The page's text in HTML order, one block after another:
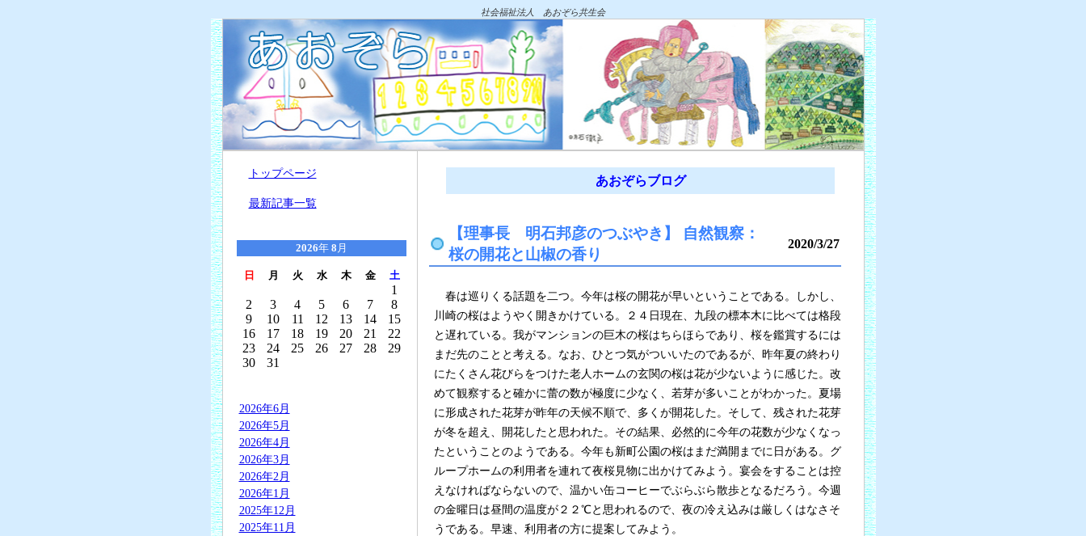
社会福祉法人 あおぞら共生会
トップページ
最新記事一覧
2026年 8 月
日 月 火 水 木 金 土
1
2
3 4 5 6 7
8
9
10 11 12 13 14
15
16
17 18 19 20 21
22
23
24 25 26 27 28
29
30
31
2026年6月
2026年5月
2026年4月
2026年3月
2026年2月
2026年1月
2025年12月
2025年11月
あおぞらブログ
【理事長 明石邦彦のつぶやき】 自然観察：
桜の開花と山椒の香り
2020/3/27
春は巡りくる話題を二つ。今年は桜の開花が早いということである。しかし、
川崎の桜はようやく開きかけている。２４日現在、九段の標本木に比べては格段
と遅れている。我がマンションの巨木の桜はちらほらであり、桜を鑑賞するには
まだ先のことと考える。なお、ひとつ気がついいたのであるが、昨年夏の終わり
にたくさん花びらをつけた老人ホームの玄関の桜は花が少ないように感じた。改
めて観察すると確かに蕾の数が極度に少なく、若芽が多いことがわかった。夏場
に形成された花芽が昨年の天候不順で、多くが開花した。そして、残された花芽
が冬を超え、開花したと思われた。その結果、必然的に今年の花数が少なくなっ
たということのようである。今年も新町公園の桜はまだ満開までに日がある。グ
ループホームの利用者を連れて夜桜見物に出かけてみよう。宴会をすることは控
えなければならないので、温かい缶コーヒーでぶらぶら散歩となるだろう。今週
の金曜日は昼間の温度が２２℃と思われるので、夜の冷え込みは厳しくはなさそ
うである。早速、利用者の方に提案してみよう。